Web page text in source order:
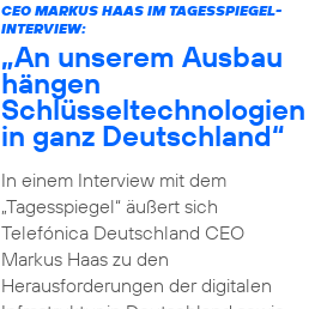
CEO MARKUS HAAS IM TAGESSPIEGEL-
INTERVIEW:
„An unserem Ausbau
hängen
Schlüsseltechnologien
in ganz Deutschland“
In einem Interview mit dem
„Tagesspiegel“ äußert sich
Telefónica Deutschland CEO
Markus Haas zu den
Herausforderungen der digitalen